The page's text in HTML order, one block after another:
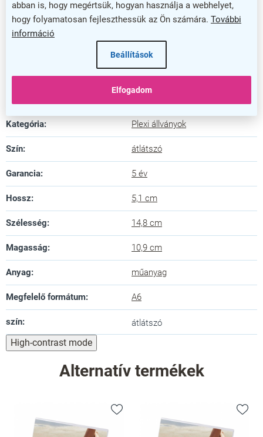
abban is, hogy megértsük, hogyan használja a webhelyet,
hogy folyamatosan fejleszthessük az Ön számára. További
információ
Beállítások
Elfogadom
állvány megbízható társ a bemutatásban.
Válassza ezt a Plexi állványt, ha egyszerű, de
hatékony megoldásra vágyik, amely hosszú távon is
megőrzi formáját és funkcióját!
Kiegészítő paraméterek
Kategória: Plexi állványok
Szín: átlátszó
Garancia: 5 év
Hossz: 5,1 cm
Szélesség: 14,8 cm
Magasság: 10,9 cm
Anyag: műanyag
Megfelelő formátum: A6
szín: átlátszó
High-contrast mode
Alternatív termékek